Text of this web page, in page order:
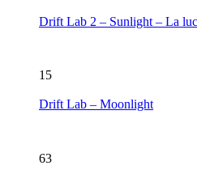
Drift Lab 2 – Sunlight – La
15
Drift Lab – Moonlight
63